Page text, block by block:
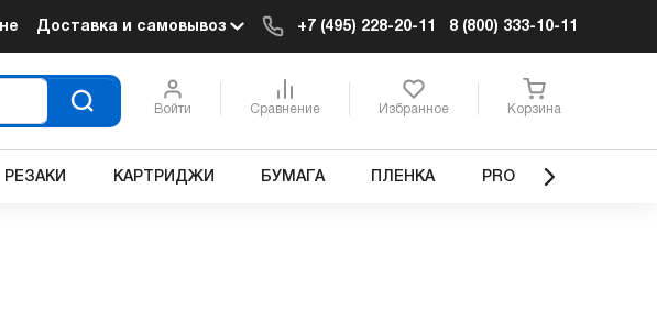
Доставка и самовывоз +7 (495) 228-20-11 8 (800) 333-10-11
Войти Сравнение Избранное Корзина
РЕЗАКИ КАРТРИДЖИ БУМАГА ПЛЕНКА PRO